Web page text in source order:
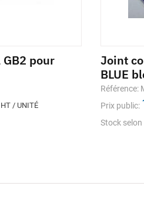
pour
HT / UNITÉ
Joint
BLUE
Référence:
Prix public:
Stock